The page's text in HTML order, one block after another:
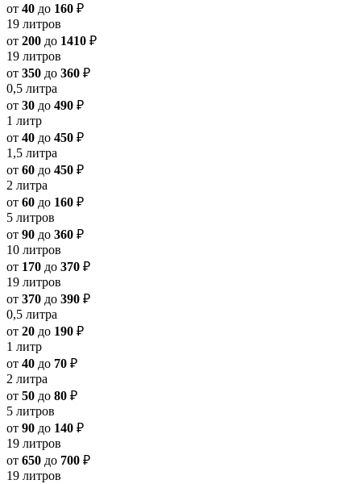
от 40 до 160 ₽
19 литров
от 200 до 1410 ₽
19 литров
от 350 до 360 ₽
0,5 литра
от 30 до 490 ₽
1 литр
от 40 до 450 ₽
1,5 литра
от 60 до 450 ₽
2 литра
от 60 до 160 ₽
5 литров
от 90 до 360 ₽
10 литров
от 170 до 370 ₽
19 литров
от 370 до 390 ₽
0,5 литра
от 20 до 190 ₽
1 литр
от 40 до 70 ₽
2 литра
от 50 до 80 ₽
5 литров
от 90 до 140 ₽
19 литров
от 650 до 700 ₽
19 литров